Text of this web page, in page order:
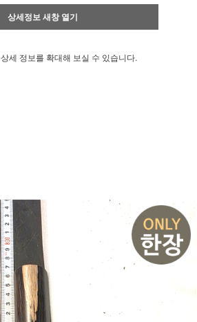
상세정보 새창 열기
상세 정보를 확대해 보실 수 있습니다.